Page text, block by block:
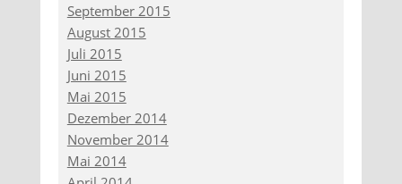
September 2015
August 2015
Juli 2015
Juni 2015
Mai 2015
Dezember 2014
November 2014
Mai 2014